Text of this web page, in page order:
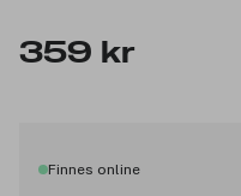
359 kr
Finnes online